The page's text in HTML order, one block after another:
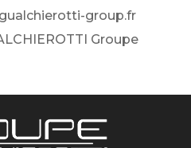
group.fr
Groupe